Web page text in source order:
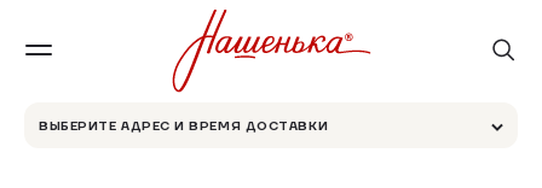
ВЫБЕРИТЕ АДРЕС И ВРЕМЯ ДОСТАВКИ